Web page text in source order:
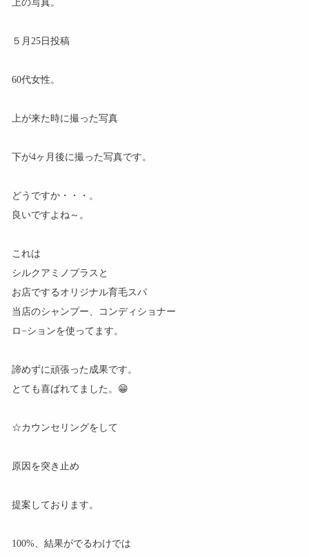
上の写真。
５月25日投稿
60代女性。
上が来た時に撮った写真
下が4ヶ月後に撮った写真です。
どうですか・・・。
良いですよね～。
これは
シルクアミノプラスと
お店でするオリジナル育毛スパ
当店のシャンプー、コンディショナー
ロ−ションを使ってます。
諦めずに頑張った成果です。
とても喜ばれてました。😁
☆カウンセリングをして
原因を突き止め
提案しております。
100%、結果がでるわけでは